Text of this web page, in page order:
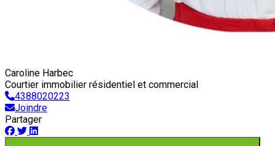
Caroline Harbec
Courtier immobilier résidentiel et commercial
4388020223
Joindre
Partager